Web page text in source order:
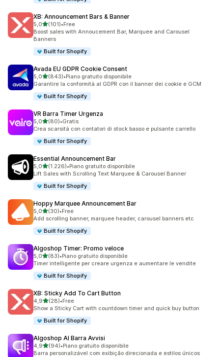
XB: Announcement Bars & Banner
5,0stelle su 5
(101)
101 recensioni totali
•Free
Boost sales with Annoucement Bar, Marquee and Carousel
Banners
Built for Shopify
Avada EU GDPR Cookie Consent
5,0stelle su 5
(843)
843 recensioni totali
•Piano gratuito disponibile
Garantire la conformità al GDPR con il banner dei cookie e GCM
Built for Shopify
VR Barra Timer Urgenza
5,0stelle su 5
(80)
80 recensioni totali
•Gratis
Crea scarsità con contatori di stock basso e pulsante carrello
Built for Shopify
Essential Announcement Bar
5,0stelle su 5
(1.226)
1226 recensioni totali
•Piano gratuito disponibile
Lift Sales with Scrolling Text Marquee & Carousel Banner
Built for Shopify
Hoppy Marquee Announcement Bar
5,0stelle su 5
(30)
30 recensioni totali
•Free
Add scrolling banner, marquee header, carousel banners etc
Built for Shopify
Algoshop Timer: Promo veloce
5,0stelle su 5
(83)
83 recensioni totali
•Piano gratuito disponibile
Timer intelligente per creare urgenza e aumentare le vendite
Built for Shopify
XB: Sticky Add To Cart Button
4,9stelle su 5
(28)
28 recensioni totali
•Free
Show a Sticky Cart with countdown timer and quick buy button
Built for Shopify
Algoshop AI Barra Avvisi
4,9stelle su 5
(94)
94 recensioni totali
•Piano gratuito disponibile
Barra personalizável com exibição direcionada e estilos únicos